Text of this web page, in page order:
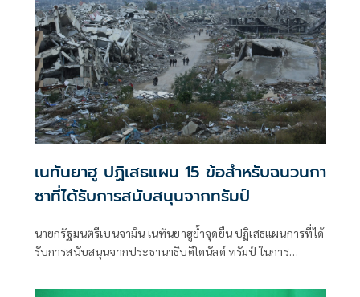
เนทันยาฮู ปฏิเสธแผน 15 ข้อสำหรับฉนวนกา
ซาที่ได้รับการสนับสนุนจากทรัมป์
นายกรัฐมนตรีเบนจามิน เนทันยาฮูย้ำจุดยืน ปฏิเสธแผนการที่ได้
รับการสนับสนุนจากประธานาธิบดีโดนัลด์ ทรัมป์ ในการ